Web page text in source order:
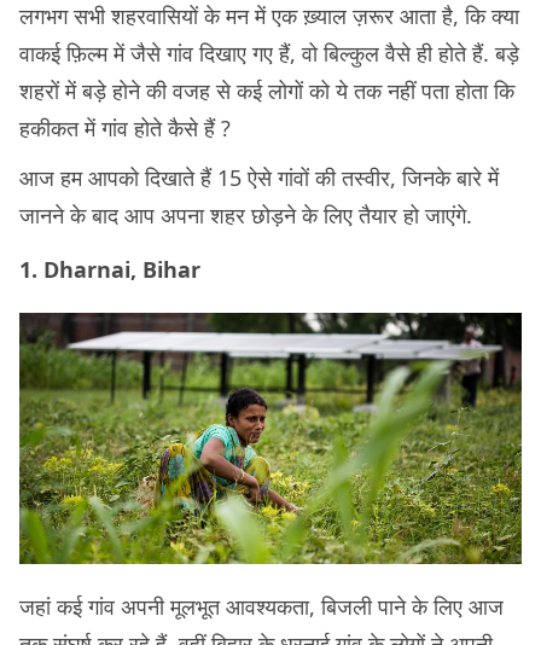
लगभग सभी शहरवासियों के मन में एक ख़्याल ज़रूर आता है, कि क्या
वाकई फ़िल्म में जैसे गांव दिखाए गए हैं, वो बिल्कुल वैसे ही होते हैं. बड़े
शहरों में बड़े होने की वजह से कई लोगों को ये तक नहीं पता होता कि
हकीकत में गांव होते कैसे हैं ?
आज हम आपको दिखाते हैं 15 ऐसे गांवों की तस्वीर, जिनके बारे में
जानने के बाद आप अपना शहर छोड़ने के लिए तैयार हो जाएंगे.
1. Dharnai, Bihar
जहां कई गांव अपनी मूलभूत आवश्यकता, बिजली पाने के लिए आज